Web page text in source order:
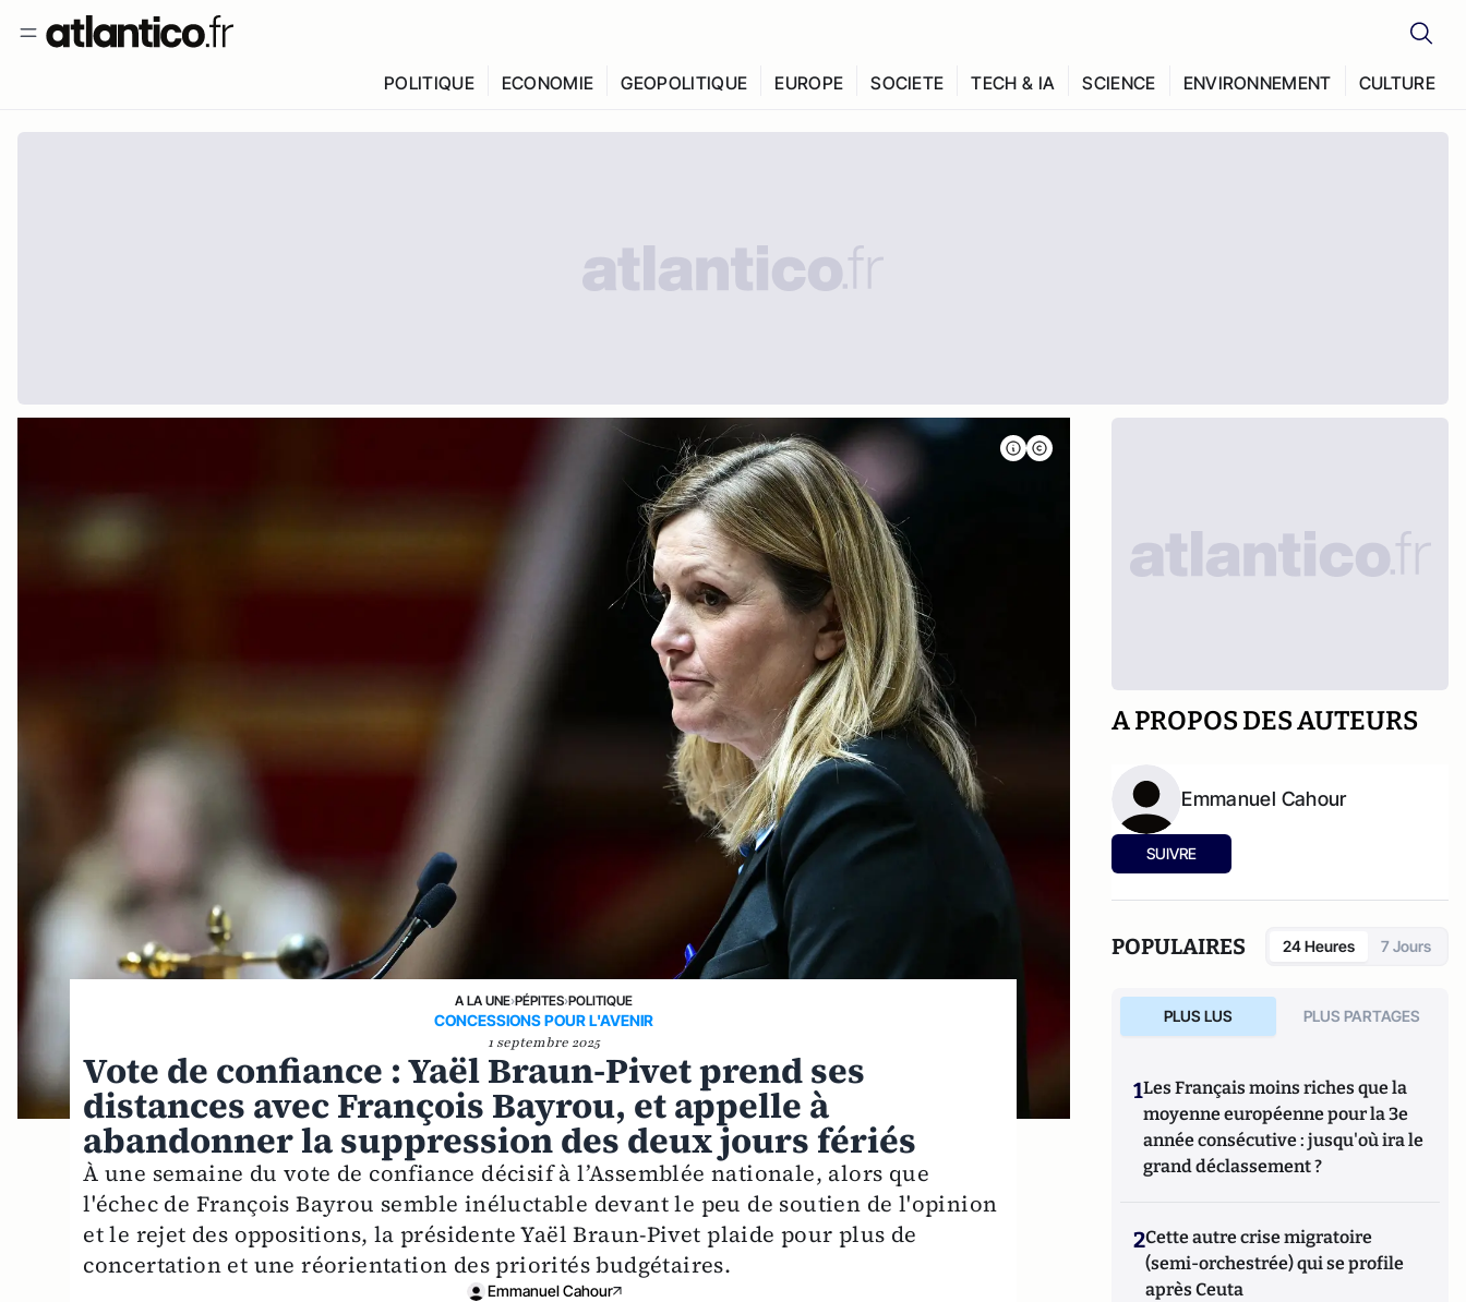
POLITIQUE ECONOMIE GEOPOLITIQUE EUROPE SOCIETE TECH & IA SCIENCE ENVIRONNEMENT CULTURE
A LA UNE›PÉPITES›POLITIQUE
CONCESSIONS POUR L'AVENIR
1 septembre 2025
Vote de confiance : Yaël Braun-Pivet prend ses
distances avec François Bayrou, et appelle à
abandonner la suppression des deux jours fériés
À une semaine du vote de confiance décisif à l’Assemblée nationale, alors que
l'échec de François Bayrou semble inéluctable devant le peu de soutien de l'opinion
et le rejet des oppositions, la présidente Yaël Braun-Pivet plaide pour plus de
concertation et une réorientation des priorités budgétaires.
Emmanuel Cahour
A PROPOS DES AUTEURS
Emmanuel Cahour
SUIVRE
POPULAIRES 24 Heures 7 Jours
PLUS LUS PLUS PARTAGES
1Les Français moins riches que la
moyenne européenne pour la 3e
année consécutive : jusqu'où ira le
grand déclassement ?
2Cette autre crise migratoire
(semi-orchestrée) qui se profile
après Ceuta